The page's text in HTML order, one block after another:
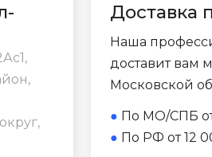
Доставка
Наша
доставит вам
Московской
● По МО/СПБ
● По РФ от 12